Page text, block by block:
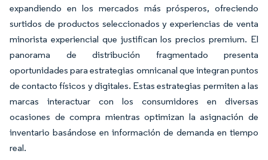
expandiendo en los mercados más prósperos, ofreciendo
surtidos de productos seleccionados y experiencias de venta
minorista experiencial que justifican los precios premium. El
panorama de distribución fragmentado presenta
oportunidades para estrategias omnicanal que integran puntos
de contacto físicos y digitales. Estas estrategias permiten a las
marcas interactuar con los consumidores en diversas
ocasiones de compra mientras optimizan la asignación de
inventario basándose en información de demanda en tiempo
real.